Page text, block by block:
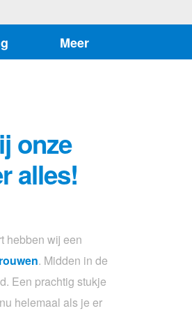
Meer
onze
alles!
hebben wij een
. Midden in de
Een prachtig stukje
helemaal als je er